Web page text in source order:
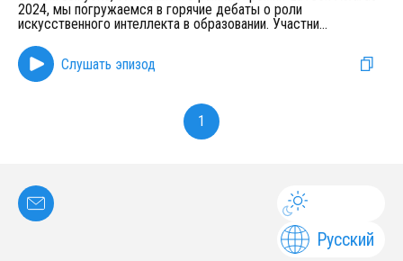
2024, мы погружаемся в горячие дебаты о роли
искусственного интеллекта в образовании. Участни...
Слушать эпизод
1
Русский